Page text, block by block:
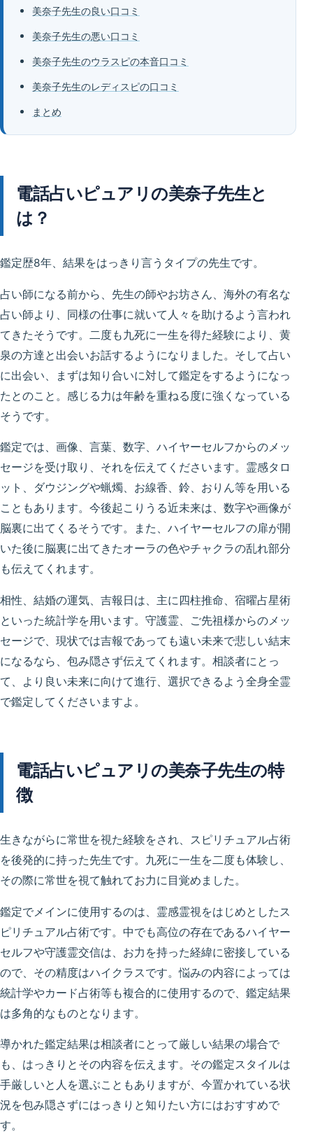
美奈子先生の良い口コミ
美奈子先生の悪い口コミ
美奈子先生のウラスピの本音口コミ
美奈子先生のレディスピの口コミ
まとめ
電話占いピュアリの美奈子先生と
は？
鑑定歴8年、結果をはっきり言うタイプの先生です。
占い師になる前から、先生の師やお坊さん、海外の有名な
占い師より、同様の仕事に就いて人々を助けるよう言われ
てきたそうです。二度も九死に一生を得た経験により、黄
泉の方達と出会いお話するようになりました。そして占い
に出会い、まずは知り合いに対して鑑定をするようになっ
たとのこと。感じる力は年齢を重ねる度に強くなっている
そうです。
鑑定では、画像、言葉、数字、ハイヤーセルフからのメッ
セージを受け取り、それを伝えてくださいます。霊感タロ
ット、ダウジングや蝋燭、お線香、鈴、おりん等を用いる
こともあります。今後起こりうる近未来は、数字や画像が
脳裏に出てくるそうです。また、ハイヤーセルフの扉が開
いた後に脳裏に出てきたオーラの色やチャクラの乱れ部分
も伝えてくれます。
相性、結婚の運気、吉報日は、主に四柱推命、宿曜占星術
といった統計学を用います。守護霊、ご先祖様からのメッ
セージで、現状では吉報であっても遠い未来で悲しい結末
になるなら、包み隠さず伝えてくれます。相談者にとっ
て、より良い未来に向けて進行、選択できるよう全身全霊
で鑑定してくださいますよ。
電話占いピュアリの美奈子先生の特
徴
生きながらに常世を視た経験をされ、スピリチュアル占術
を後発的に持った先生です。九死に一生を二度も体験し、
その際に常世を視て触れてお力に目覚めました。
鑑定でメインに使用するのは、霊感霊視をはじめとしたス
ピリチュアル占術です。中でも高位の存在であるハイヤー
セルフや守護霊交信は、お力を持った経緯に密接している
ので、その精度はハイクラスです。悩みの内容によっては
統計学やカード占術等も複合的に使用するので、鑑定結果
は多角的なものとなります。
導かれた鑑定結果は相談者にとって厳しい結果の場合で
も、はっきりとその内容を伝えます。その鑑定スタイルは
手厳しいと人を選ぶこともありますが、今置かれている状
況を包み隠さずにはっきりと知りたい方にはおすすめで
す。